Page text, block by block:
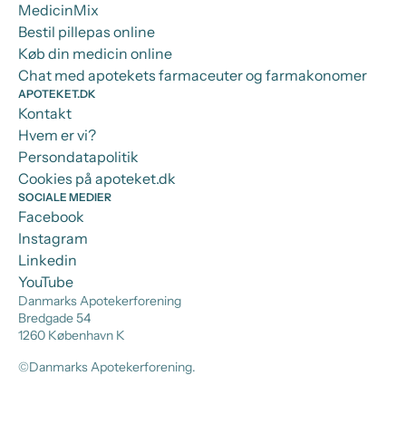
Danmarks Apotekerforening
Bredgade 54
1260 København K
©Danmarks Apotekerforening.
MedicinMix
Bestil pillepas online
Køb din medicin online
Chat med apotekets farmaceuter og farmakonomer
APOTEKET.DK
Kontakt
Hvem er vi?
Persondatapolitik
Cookies på apoteket.dk
SOCIALE MEDIER
Facebook
Instagram
Linkedin
YouTube